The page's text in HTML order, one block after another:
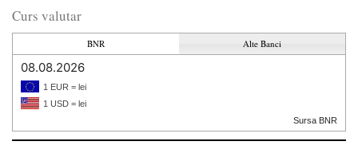
Curs valutar
BNR Alte Banci
08.08.2026
1 EUR = lei
1 USD = lei
Sursa BNR